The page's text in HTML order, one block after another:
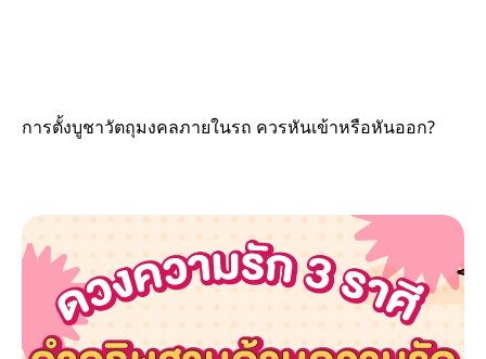
การตั้งบูชาวัตถุมงคลภายในรถ ควรหันเข้าหรือหันออก?